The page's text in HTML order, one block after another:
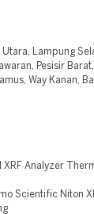
Utara, Lampung
Pesisir
Way Kanan,
Analyzer
Scientific Niton